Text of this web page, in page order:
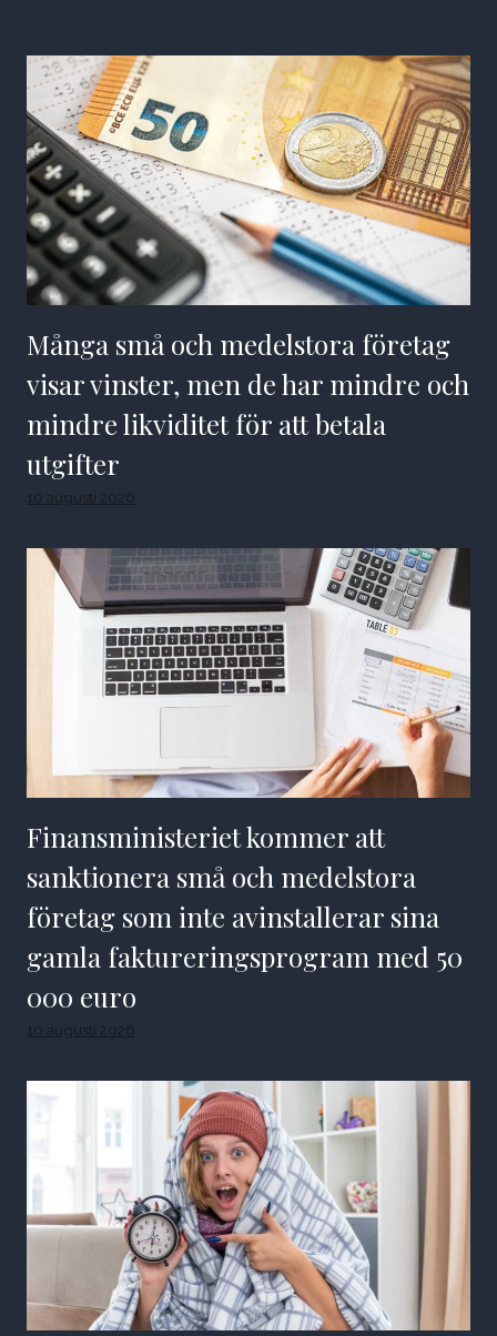
Många små och medelstora företag
visar vinster, men de har mindre och
mindre likviditet för att betala
utgifter
10 augusti 2026
Finansministeriet kommer att
sanktionera små och medelstora
företag som inte avinstallerar sina
gamla faktureringsprogram med 50
000 euro
10 augusti 2026